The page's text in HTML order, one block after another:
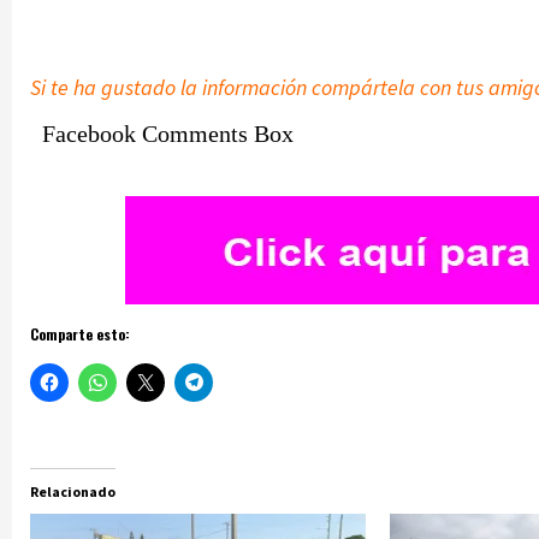
Si te ha gustado la información compártela con tus
Facebook Comments Box
Comparte esto:
Relacionado